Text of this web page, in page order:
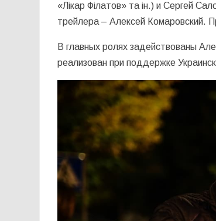
«Лікар Філатов» та ін.) и Сергей
трейлера – Алексей Комаровский.
В главных ролях задействованы
реализован при поддержке